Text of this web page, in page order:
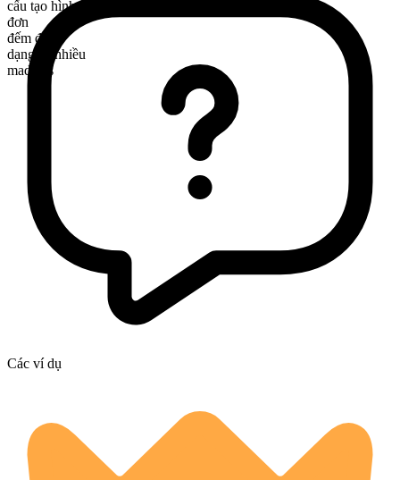
cấu tạo hình thái
đơn
đếm được
dạng số nhiều
madams
Các ví dụ